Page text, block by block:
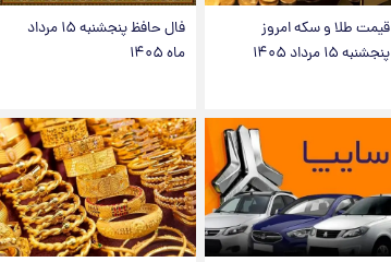
قیمت طلا و سکه امروز
پنجشنبه ۱۵ مرداد ۱۴۰۵
فال حافظ پنجشنبه ۱۵ مرداد
ماه ۱۴۰۵